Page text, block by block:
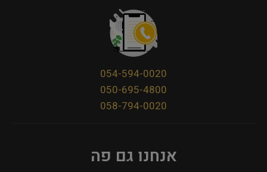
054-594-0020
050-695-4800
058-794-0020
אנחנו גם פה